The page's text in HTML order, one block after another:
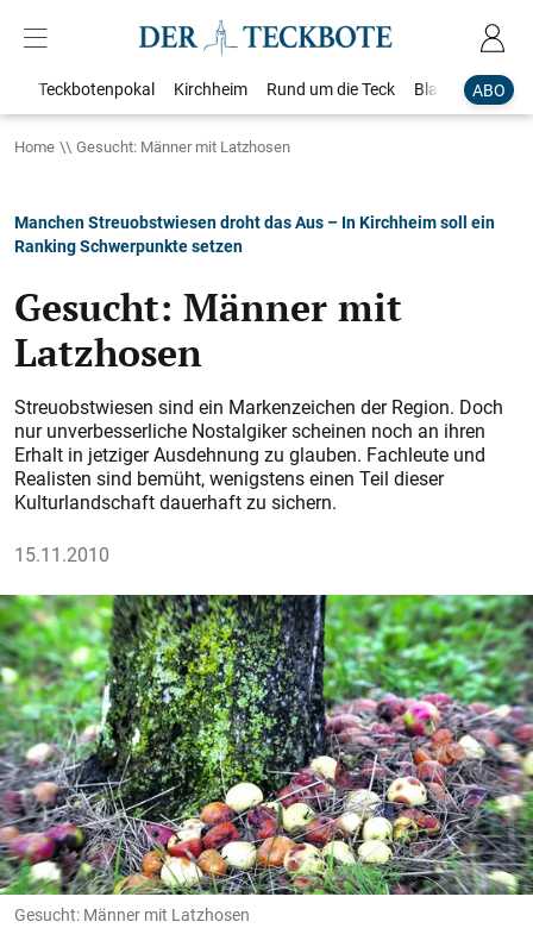
ABO
Teckbotenpokal Kirchheim Rund um die Teck Blaulicht
Home Gesucht: Männer mit Latzhosen
Manchen Streuobstwiesen droht das Aus – In Kirchheim soll ein
Ranking Schwerpunkte setzen
Gesucht: Männer mit
Latzhosen
Streuobstwiesen sind ein Markenzeichen der Region. Doch
nur unverbesserliche Nostalgiker scheinen noch an ihren
Erhalt in jetziger Ausdehnung zu glauben. Fachleute und
Realisten sind bemüht, wenigstens einen Teil dieser
Kulturlandschaft dauerhaft zu sichern.
15.11.2010
Gesucht: Männer mit Latzhosen